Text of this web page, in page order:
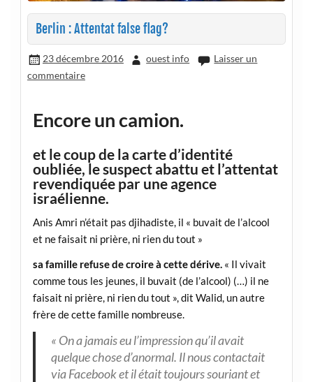
Berlin : Attentat false flag?
23 décembre 2016 ouest info
Laisser un
commentaire
Encore un camion.
et le coup de la carte d’identité
oubliée, le suspect abattu et l’attentat
revendiquée par une agence
israélienne.
Anis Amri n’était pas djihadiste, il « buvait de l’alcool
et ne faisait ni prière, ni rien du tout »
sa famille refuse de croire à cette dérive. « Il vivait
comme tous les jeunes, il buvait (de l’alcool) (…) il ne
faisait ni prière, ni rien du tout », dit Walid, un autre
frère de cette famille nombreuse.
« On a jamais eu l’impression qu’il avait
quelque chose d’anormal. Il nous contactait
via Facebook et il était toujours souriant et